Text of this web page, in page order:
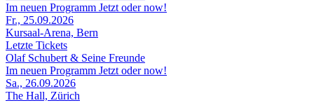
Im neuen Programm Jetzt oder now!
Fr., 25.09.2026
Kursaal-Arena, Bern
Letzte Tickets
Olaf Schubert & Seine Freunde
Im neuen Programm Jetzt oder now!
Sa., 26.09.2026
The Hall, Zürich